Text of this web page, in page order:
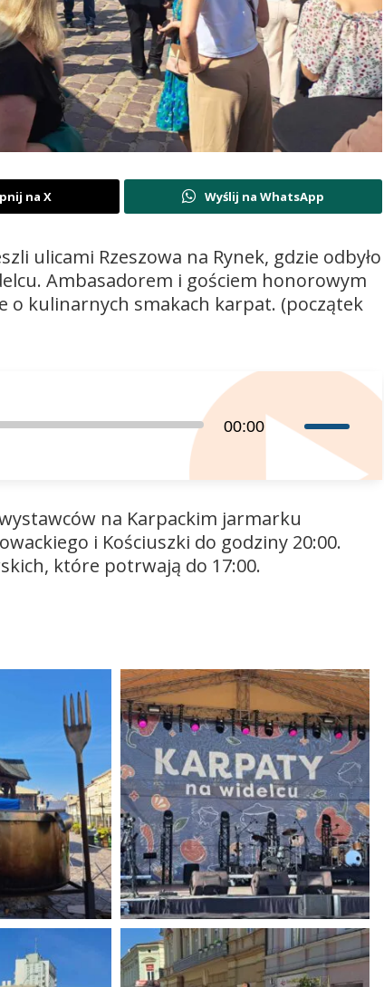
na X Wyślij na WhatsApp
ulicami Rzeszowa na Rynek, gdzie odbyło
Ambasadorem i gościem honorowym
o kulinarnych smakach karpat. (początek
00:00
strzałek
do
głośność.
na Karpackim jarmarku
i Kościuszki do godziny 20:00.
które potrwają do 17:00.